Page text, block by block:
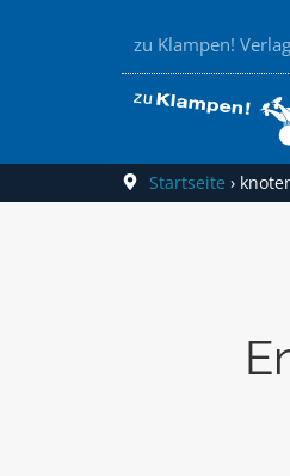
zu Klampen! Verlag
Startseite ›